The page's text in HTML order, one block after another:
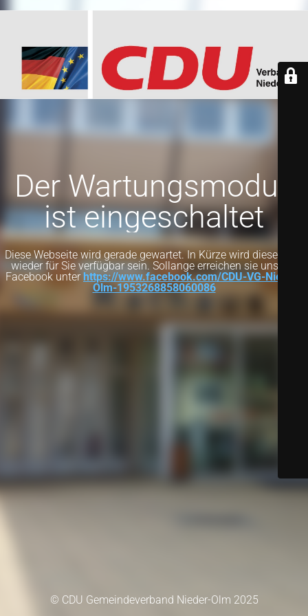
Der Wartungsmodus
ist eingeschaltet
Diese Webseite wird gerade gewartet. In Kürze wird diese Seite
wieder für Sie verfügbar sein. Sollange erreichen sie uns auf
Facebook unter https://www.facebook.com/CDU-VG-Nieder-
Olm-1953268858060086
© CDU Gemeindeverband Nieder-Olm 2025